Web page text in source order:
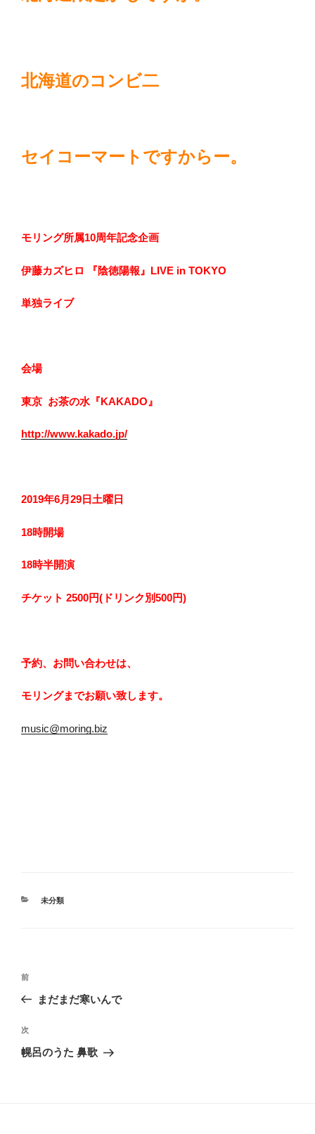
北海道のコンビ二
セイコーマートですからー。
モリング所属10周年記念企画
伊藤カズヒロ 『陰徳陽報』LIVE in TOKYO
単独ライブ
会場
東京 お茶の水『KAKADO』
http://www.kakado.jp/
2019年6月 29 日土曜日
18時開場
18時半開演
チケット 2500円( ドリンク別500円)
予約、お問い合わせは、
モリングまでお願い致します。
music@moring.biz
カ
未分類
投
ビ
ゲ
過
去
投
稿
前
まだまだ寒いんで
次
の
次
幌呂のうた 鼻歌